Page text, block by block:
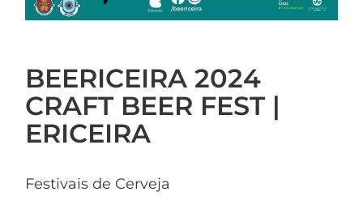
BEERICEIRA 2024
CRAFT BEER FEST |
ERICEIRA
Festivais de Cerveja